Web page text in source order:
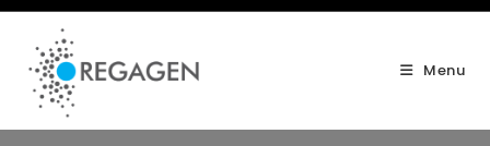
Skip
content
Menu